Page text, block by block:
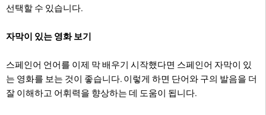
선택할 수 있습니다.
자막이 있는 영화 보기
스페인어 언어를 이제 막 배우기 시작했다면 스페인어 자막이 있
는 영화를 보는 것이 좋습니다. 이렇게 하면 단어와 구의 발음을 더
잘 이해하고 어휘력을 향상하는 데 도움이 됩니다.